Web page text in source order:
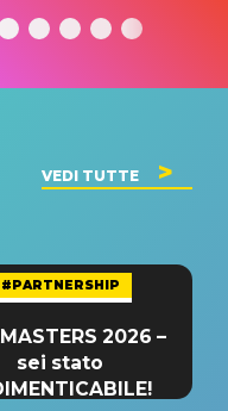
VEDI TUTTE
#PARTNERSHIP
2026 –
sei stato